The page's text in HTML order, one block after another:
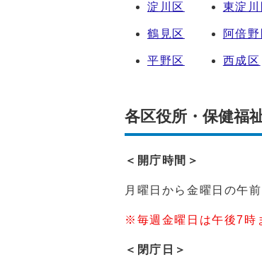
淀川区 東淀川
鶴見区 阿倍野
平野区 西成区
各区役所・保健福
＜開庁時間＞
月曜日から金曜日の午
※毎週金曜日は午後7時
＜閉庁日＞